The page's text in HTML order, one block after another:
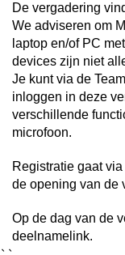
De vergadering
We adviseren om
laptop en/of PC
devices zijn niet
Je kunt via de
inloggen in deze
verschillende
microfoon.
Registratie gaat
de opening van de
Op de dag van de
deelnamelink.